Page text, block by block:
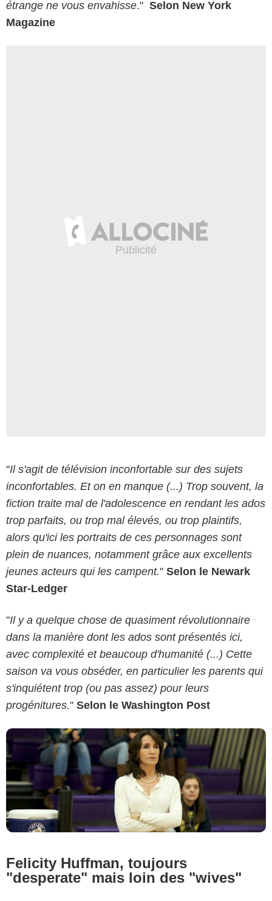
étrange ne vous envahisse." Selon New York
Magazine
"Il s'agit de télévision inconfortable sur des sujets
inconfortables. Et on en manque (...) Trop souvent, la
fiction traite mal de l'adolescence en rendant les ados
trop parfaits, ou trop mal élevés, ou trop plaintifs,
alors qu'ici les portraits de ces personnages sont
plein de nuances, notamment grâce aux excellents
jeunes acteurs qui les campent." Selon le Newark
Star-Ledger
"Il y a quelque chose de quasiment révolutionnaire
dans la manière dont les ados sont présentés ici,
avec complexité et beaucoup d'humanité (...) Cette
saison va vous obséder, en particulier les parents qui
s'inquiétent trop (ou pas assez) pour leurs
progénitures." Selon le Washington Post
Felicity Huffman, toujours
"desperate" mais loin des "wives"